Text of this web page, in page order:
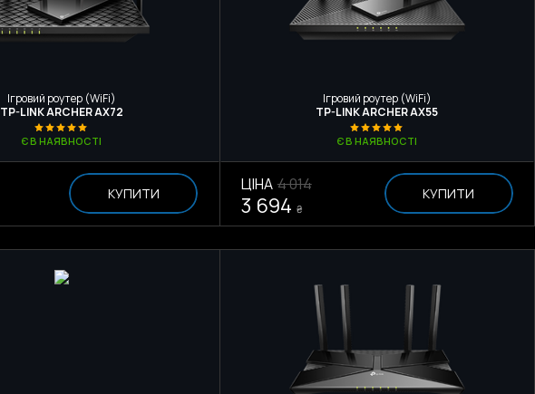
Ігровий роутер (WiFi)
TP-LINK ARCHER AX72
Є В НАЯВНОСТІ
КУПИТИ
Ігровий роутер (WiFi)
TP-LINK ARCHER AX55
Є В НАЯВНОСТІ
ЦІНА 4 014
3 694 ₴
КУПИТИ